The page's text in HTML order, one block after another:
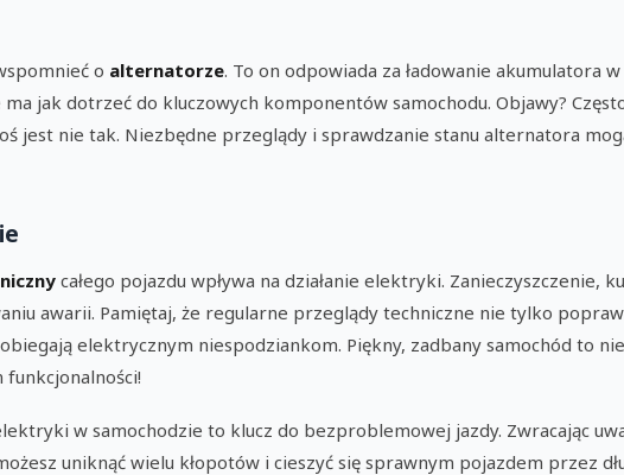
o alternatorze. To on odpowiada za ładowanie akumulatora
jak dotrzeć do kluczowych komponentów samochodu. Objawy?
jest nie tak. Niezbędne przeglądy i sprawdzanie stanu alternatora
całego pojazdu wpływa na działanie elektryki. Zanieczyszczenie,
awarii. Pamiętaj, że regularne przeglądy techniczne nie tylko
elektrycznym niespodziankom. Piękny, zadbany samochód to
w samochodzie to klucz do bezproblemowej jazdy. Zwracając
uniknąć wielu kłopotów i cieszyć się sprawnym pojazdem przez